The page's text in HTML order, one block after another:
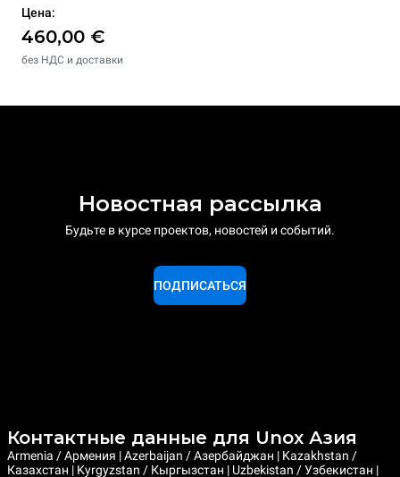
Цена:
460,00 €
без НДС и доставки
Новостная рассылка
Будьте в курсе проектов, новостей и событий.
ПОДПИСАТЬСЯ
Контактные данные для Unox Азия
Armenia / Армения | Azerbaijan / Азербайджан | Kazakhstan /
Казахстан | Kyrgyzstan / Кыргызстан | Uzbekistan / Узбекистан |